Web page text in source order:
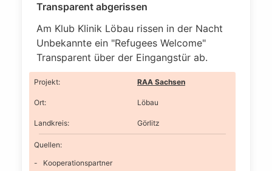
Transparent abgerissen
Am Klub Klinik Löbau rissen in der Nacht
Unbekannte ein "Refugees Welcome"
Transparent über der Eingangstür ab.
Projekt: RAA Sachsen
Ort: Löbau
Landkreis: Görlitz
Quellen:
Kooperationspartner